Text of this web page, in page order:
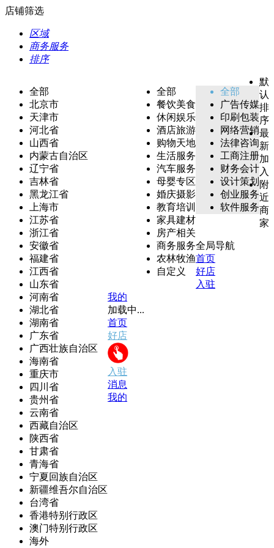
店铺筛选
区域
商务服务
排序
全部
北京市
天津市
河北省
山西省
内蒙古自治区
辽宁省
吉林省
黑龙江省
上海市
江苏省
浙江省
安徽省
福建省
江西省
山东省
河南省
湖北省
湖南省
广东省
广西壮族自治区
海南省
重庆市
四川省
贵州省
云南省
西藏自治区
陕西省
甘肃省
青海省
宁夏回族自治区
新疆维吾尔自治区
台湾省
香港特别行政区
澳门特别行政区
海外
全部
餐饮美食
休闲娱乐
酒店旅游
购物天地
生活服务
汽车服务
母婴专区
婚庆摄影
教育培训
家具建材
房产相关
商务服务
农林牧渔
自定义
全部
广告传媒
印刷包装
网络营销
法律咨询
工商注册
财务会计
设计策划
创业服务
软件服务
默
认
排
序
最
新
加
入
附
近
商
家
全局导航
首页
好店
入驻
我的
加载中...
首页
好店
入驻
消息
我的